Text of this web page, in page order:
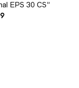
EPS 30 CS”